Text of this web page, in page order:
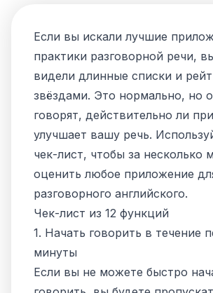
Если вы искали лучшие
практики разговорной речи,
видели длинные списки и
звёздами. Это нормально, но
говорят, действительно ли
улучшает вашу речь.
чек-лист, чтобы за несколько
оценить любое приложение
разговорного английского.
Чек-лист из 12 функций
1. Начать говорить в течение
минуты
Если вы не можете быстро